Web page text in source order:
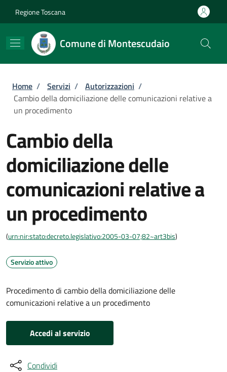
Regione Toscana
Comune di Montescudaio
Briciole di pane
Home / Servizi / Autorizzazioni /
Cambio della domiciliazione delle comunicazioni relative a
un procedimento
Cambio della
domiciliazione delle
comunicazioni relative a
un procedimento
(urn:nir:stato:decreto.legislativo:2005-03-07;82~art3bis)
Servizio attivo
Procedimento di cambio della domiciliazione delle
comunicazioni relative a un procedimento
Accedi al servizio
Condividi